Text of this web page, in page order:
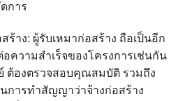
การ
ร้าง: ผู้รับเหมาก่อสร้าง ถือเป็นอีก
ความสำเร็จของโครงการเช่นกัน
ต้องตรวจสอบคุณสมบัติ รวมถึง
การทำสัญญาว่าจ้างก่อสร้าง